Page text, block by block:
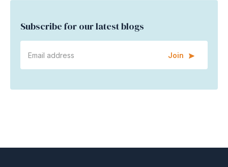
Subscribe for our latest blogs
Join